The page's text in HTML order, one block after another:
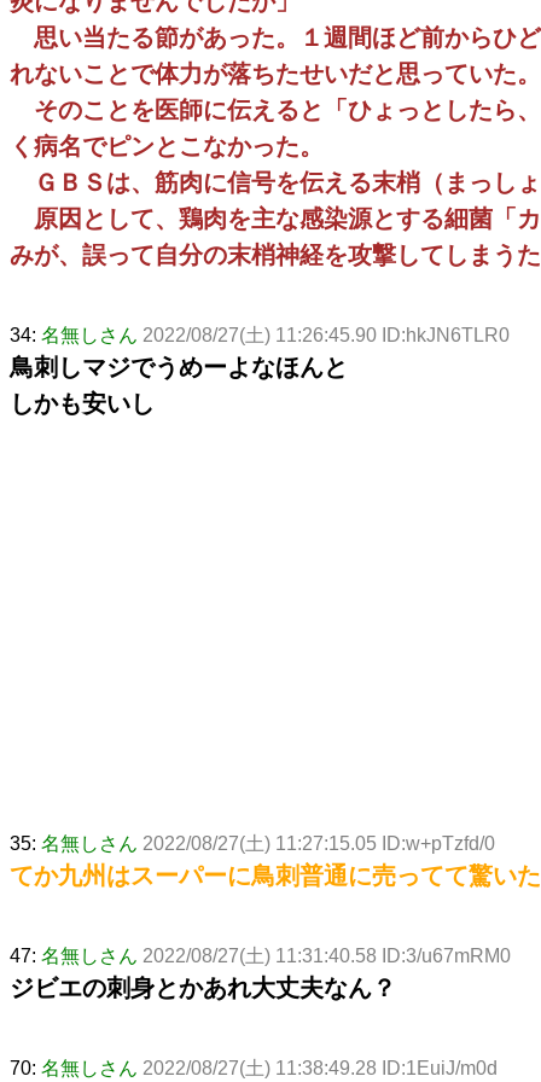
思い当たる節があった。１週間ほど前からひ
れないことで体力が落ちたせいだと思っていた。
そのことを医師に伝えると「ひょっとしたら
く病名でピンとこなかった。
ＧＢＳは、筋肉に信号を伝える末梢（まっし
原因として、鶏肉を主な感染源とする細菌「
みが、誤って自分の末梢神経を攻撃してしまう
34: 名無しさん 2022/08/27(土) 11:26:45.90 ID:hkJN6TLR0
鳥刺しマジでうめーよなほんと
しかも安いし
35: 名無しさん 2022/08/27(土) 11:27:15.05 ID:w+pTzfd/0
てか九州はスーパーに鳥刺普通に売ってて驚い
47: 名無しさん 2022/08/27(土) 11:31:40.58 ID:3/u67mRM0
ジビエの刺身とかあれ大丈夫なん？
70: 名無しさん 2022/08/27(土) 11:38:49.28 ID:1EuiJ/m0d